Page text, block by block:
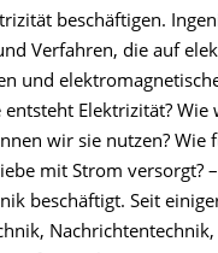
beschäftigen.
Verfahren, die auf
und
entsteht Elektrizität?
wir sie nutzen?
mit Strom versorgt?
beschäftigt. Seit